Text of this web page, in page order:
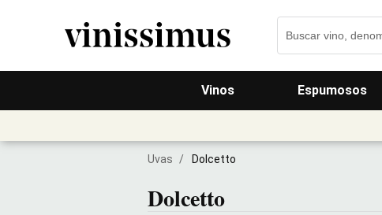
Vinos Espumosos
Uvas / Dolcetto
Dolcetto